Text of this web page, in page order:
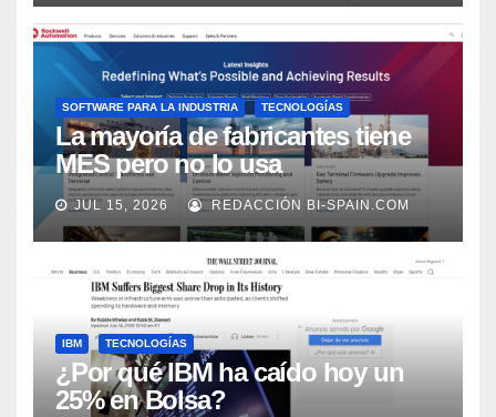
SOFTWARE PARA LA INDUSTRIA TECNOLOGÍAS
La mayoría de fabricantes tiene
MES pero no lo usa
adecuadamente, según Rockwell
Automation
JUL 15, 2026 REDACCIÓN BI-SPAIN.COM
IBM TECNOLOGÍAS
¿Por qué IBM ha caído hoy un
25% en Bolsa?